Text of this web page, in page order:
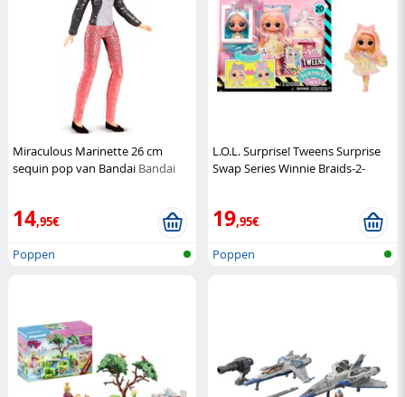
Miraculous Marinette 26 cm
sequin pop van Bandai Bandai
14,95€
Poppen
L.O.L. Surprise! Tweens Surprise
Swap Series Winnie Braids-2-
19,95€
Poppen